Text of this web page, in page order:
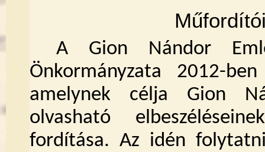
A Gion Nándor
Önkormányzata 2012-
amelynek célja Gion
olvasható
fordítása. Az idén